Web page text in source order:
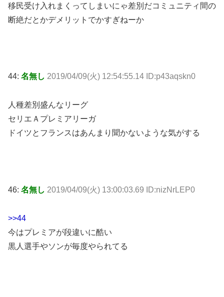
移民受け入れまくってしまいにゃ差別だコミュニティ間の
断絶だとかデメリットでかすぎねーか
44: 名無し 2019/04/09(火) 12:54:55.14 ID:p43aqskn0
人種差別盛んなリーグ
セリエＡプレミアリーガ
ドイツとフランスはあんまり聞かないような気がする
46: 名無し 2019/04/09(火) 13:00:03.69 ID:nizNrLEP0
>>44
今はプレミアが段違いに酷い
黒人選手やソンが毎度やられてる